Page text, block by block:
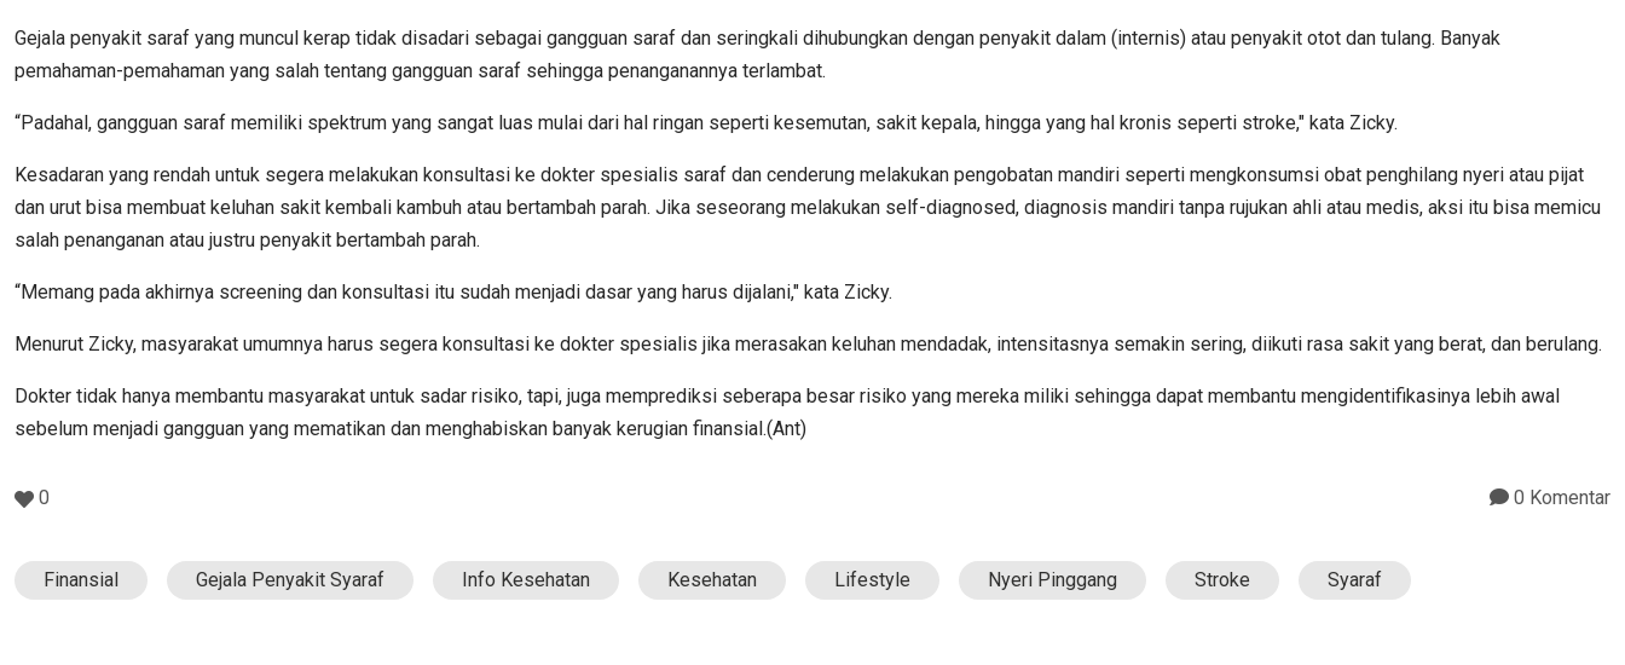
Gejala penyakit saraf yang muncul kerap tidak disadari sebagai gangguan saraf dan seringkali dihubungkan dengan penyakit dalam (internis) atau penyakit otot dan tulang. Banyak
pemahaman-pemahaman yang salah tentang gangguan saraf sehingga penanganannya terlambat.
“Padahal, gangguan saraf memiliki spektrum yang sangat luas mulai dari hal ringan seperti kesemutan, sakit kepala, hingga yang hal kronis seperti stroke," kata Zicky.
Kesadaran yang rendah untuk segera melakukan konsultasi ke dokter spesialis saraf dan cenderung melakukan pengobatan mandiri seperti mengkonsumsi obat penghilang nyeri atau pijat
dan urut bisa membuat keluhan sakit kembali kambuh atau bertambah parah. Jika seseorang melakukan self-diagnosed, diagnosis mandiri tanpa rujukan ahli atau medis, aksi itu bisa memicu
salah penanganan atau justru penyakit bertambah parah.
“Memang pada akhirnya screening dan konsultasi itu sudah menjadi dasar yang harus dijalani," kata Zicky.
Menurut Zicky, masyarakat umumnya harus segera konsultasi ke dokter spesialis jika merasakan keluhan mendadak, intensitasnya semakin sering, diikuti rasa sakit yang berat, dan berulang.
Dokter tidak hanya membantu masyarakat untuk sadar risiko, tapi, juga memprediksi seberapa besar risiko yang mereka miliki sehingga dapat membantu mengidentifikasinya lebih awal
sebelum menjadi gangguan yang mematikan dan menghabiskan banyak kerugian finansial.(Ant)
0 0 Komentar
Finansial Gejala Penyakit Syaraf Info Kesehatan Kesehatan Lifestyle Nyeri Pinggang Stroke Syaraf